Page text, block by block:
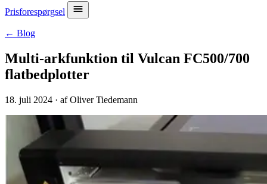
Prisforespørgsel
← Blog
Multi-arkfunktion til Vulcan FC500/700
flatbedplotter
18. juli 2024 · af Oliver Tiedemann